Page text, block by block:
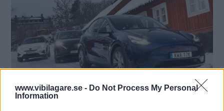
www.vibilagare.se - Do Not Process My Personal
Information